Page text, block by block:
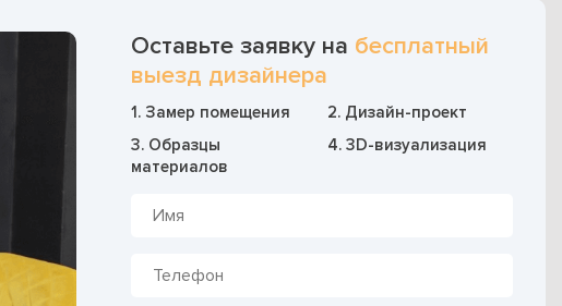
Оставьте заявку на бесплатный
выезд дизайнера
1. Замер помещения
2. Дизайн-проект
3. Образцы
материалов
4. 3D-визуализация